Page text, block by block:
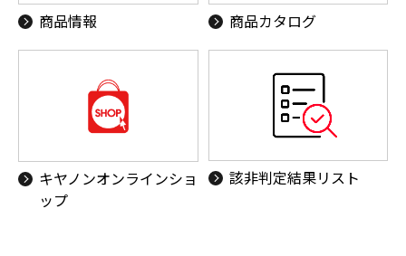
商品情報 商品カタログ
キヤノンオンラインショ
ップ
該非判定結果リスト